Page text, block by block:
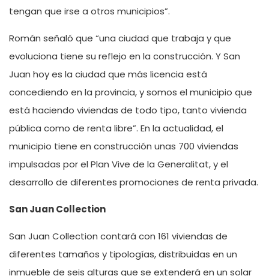
tengan que irse a otros municipios”.
Román señaló que “una ciudad que trabaja y que
evoluciona tiene su reflejo en la construcción. Y San
Juan hoy es la ciudad que más licencia está
concediendo en la provincia, y somos el municipio que
está haciendo viviendas de todo tipo, tanto vivienda
pública como de renta libre”. En la actualidad, el
municipio tiene en construcción unas 700 viviendas
impulsadas por el Plan Vive de la Generalitat, y el
desarrollo de diferentes promociones de renta privada.
San Juan Collection
San Juan Collection contará con 161 viviendas de
diferentes tamaños y tipologías, distribuidas en un
inmueble de seis alturas que se extenderá en un solar